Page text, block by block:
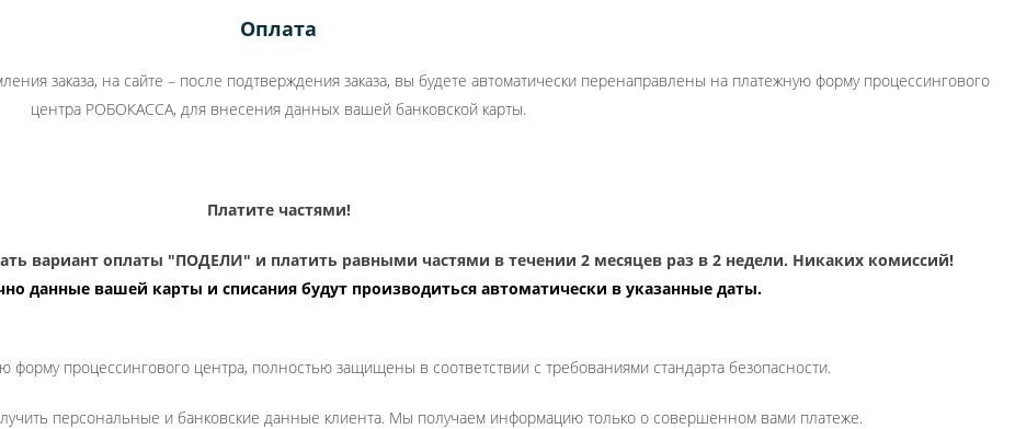
Оплата
заказа, на сайте – после подтверждения заказа, вы будете автоматически перенаправлены на платежную форму процессингового
центра РОБОКАССА, для внесения данных вашей банковской карты.
Платите частями!
вариант оплаты "ПОДЕЛИ" и платить равными частями в течении 2 месяцев раз в 2 недели. Никаких комиссий!
данные вашей карты и списания будут производиться автоматически в указанные даты.
процессингового центра, полностью защищены в соответствии с требованиями стандарта безопасности.
персональные и банковские данные клиента. Мы получаем информацию только о совершенном вами платеже.